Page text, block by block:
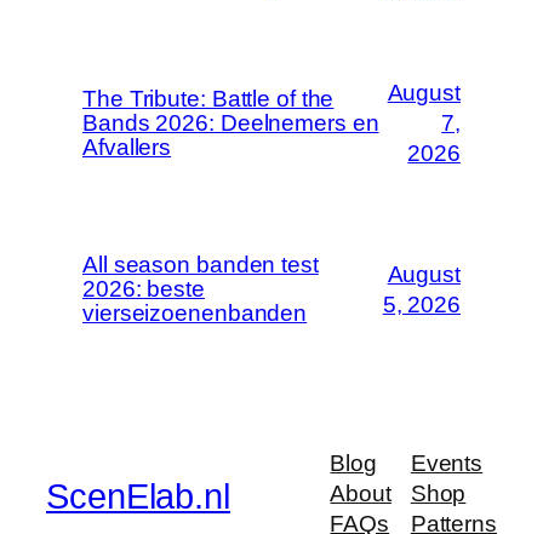
The Tribute: Battle of the
Bands 2026: Deelnemers en
Afvallers
August
7,
2026
All season banden test
2026: beste
vierseizoenenbanden
August
5, 2026
ScenElab.nl
Blog
About
FAQs
Events
Shop
Patterns